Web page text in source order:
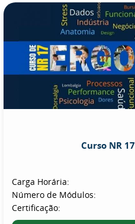
Curso NR
Carga Horária:
Número de Módulos:
Certificação: